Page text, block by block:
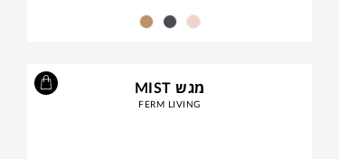
מגש MIST
FERM LIVING